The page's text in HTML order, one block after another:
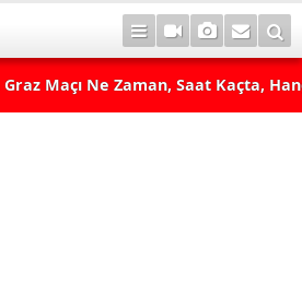
Maçı Ne Zaman, Saat Kaçta,